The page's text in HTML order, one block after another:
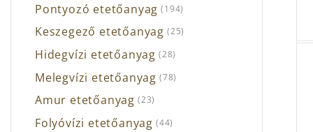
Pontyozó etetőanyag (194)
Keszegező etetőanyag (25)
Hidegvízi etetőanyag (28)
Melegvízi etetőanyag (78)
Amur etetőanyag (23)
Folyóvízi etetőanyag (44)